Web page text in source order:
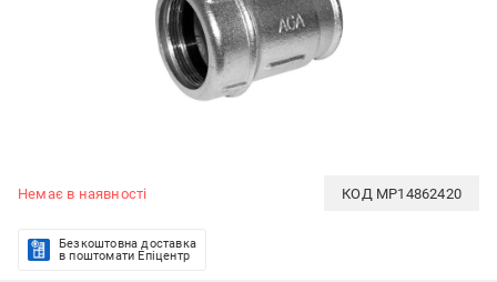
Немає в наявності КОД MP14862420
Безкоштовна доставка
в поштомати Епіцентр